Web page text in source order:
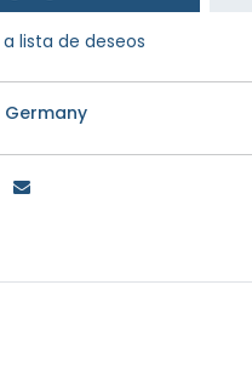
lista de deseos
Germany